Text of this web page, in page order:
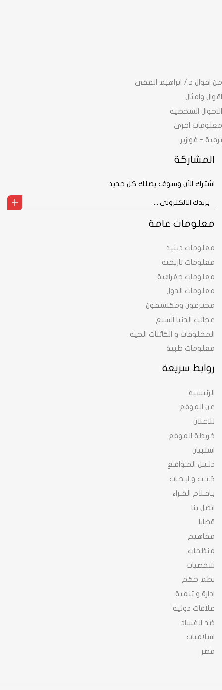
روابط سريعة
الرئيسية
عن الموقع
للاعلان
خريطة الموقع
استبيان
دلـيـل المـواقـع
كـتـب و ابـحـاث
بـاقـلام القـراء
اتصل بنا
قضايا
مفاهيم
منظمات
شخصيات
نظم حكم
ادارة و تنمية
علاقات دولية
ضد الفساد
اسلاميات
مصر
معلومات عامة
معلومات دينية
معلومات تاريخية
معلومات جغرافية
معلومات الدول
مخترعون ومكتشفون
عجائب الدنيا السبع
المخلوقات و الكائنات الحية
معلومات طبية
من اقوال د./ ابراهيم الفقى
اقوال وامثال
الاحوال الشخصية
معلومات اخرى
ترفية - فوازير
المشاركة
اشترك الآن وسوف يصلك كل جديد